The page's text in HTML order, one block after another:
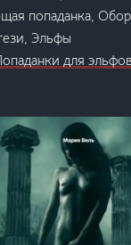
попаданка,
Эльфы
для